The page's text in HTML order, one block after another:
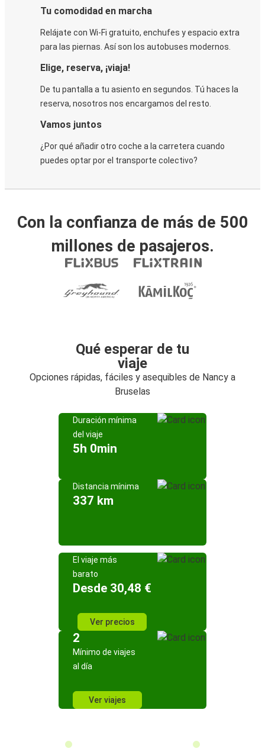
Tu comodidad en marcha
Relájate con Wi-Fi gratuito, enchufes y espacio extra
para las piernas. Así son los autobuses modernos.
Elige, reserva, ¡viaja!
De tu pantalla a tu asiento en segundos. Tú haces la
reserva, nosotros nos encargamos del resto.
Vamos juntos
¿Por qué añadir otro coche a la carretera cuando
puedes optar por el transporte colectivo?
Con la confianza de más de 500
millones de pasajeros.
Qué esperar de tu
viaje
Opciones rápidas, fáciles y asequibles de Nancy a
Bruselas
Duración mínima
del viaje
5h 0min
Distancia mínima
337 km
El viaje más
barato
Desde 30,48 €
Ver precios
2
Mínimo de viajes
al día
Ver viajes